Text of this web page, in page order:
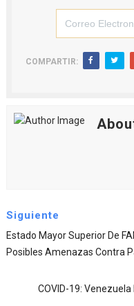
COMPARTIR:
Siguiente
Estado Mayor Superior De
Posibles Amenazas Contra
COVID-19: